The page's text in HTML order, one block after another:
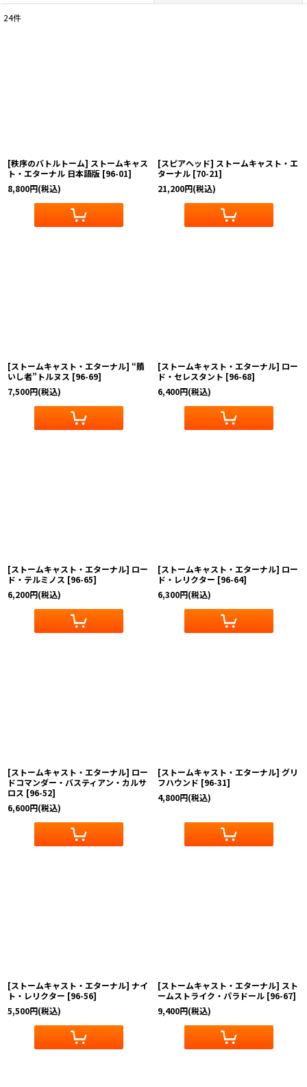
24件
[秩序のバトルトーム] ストームキャス
ト・エターナル 日本語版 [96-01]
8,800円(税込)
[スピアヘッド] ストームキャスト・エ
ターナル [70-21]
21,200円(税込)
[ストームキャスト・エターナル] “贖
いし者”トルヌス [96-69]
7,500円(税込)
[ストームキャスト・エターナル] ロー
ド・セレスタント [96-68]
6,400円(税込)
[ストームキャスト・エターナル] ロー
ド・テルミノス [96-65]
6,200円(税込)
[ストームキャスト・エターナル] ロー
ド・レリクター [96-64]
6,300円(税込)
[ストームキャスト・エターナル] ロー
ドコマンダー・バスティアン・カルサ
ロス [96-52]
6,600円(税込)
[ストームキャスト・エターナル] グリ
フハウンド [96-31]
4,800円(税込)
[ストームキャスト・エターナル] ナイ
ト・レリクター [96-56]
5,500円(税込)
[ストームキャスト・エターナル] スト
ームストライク・パラドール [96-67]
9,400円(税込)